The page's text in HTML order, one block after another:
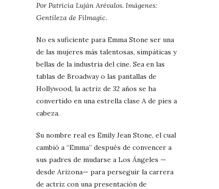
Por Patricia Luján Arévalos. Imágenes:
Gentileza de Filmagic.
No es suficiente para Emma Stone ser una
de las mujeres más talentosas, simpáticas y
bellas de la industria del cine. Sea en las
tablas de Broadway o las pantallas de
Hollywood, la actriz de 32 años se ha
convertido en una estrella clase A de pies a
cabeza.
Su nombre real es Emily Jean Stone, el cual
cambió a “Emma” después de convencer a
sus padres de mudarse a Los Ángeles —
desde Arizona— para perseguir la carrera
de actriz con una presentación de